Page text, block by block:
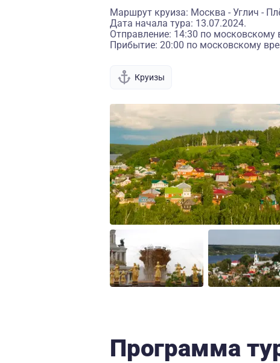
Маршрут круиза: Москва - Углич -
Дата начала тура: 13.07.2024.
Отправление: 14:30 по московскому
Прибытие: 20:00 по московскому
Круизы
Программа